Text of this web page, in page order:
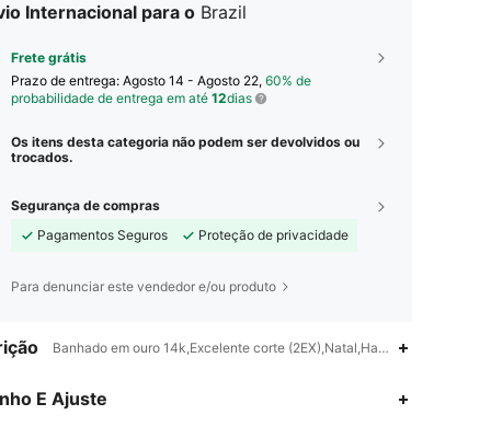
Internacional para o Brazil
Frete grátis
Prazo de entrega: Agosto 14 - Agosto 22, 60% de
probabilidade de entrega em até 12dias
Os itens desta categoria não podem ser devolvidos ou
trocados.
Segurança de compras
Pagamentos Seguros
Proteção de privacidade
Para denunciar este vendedor e/ou produto
Banhado em ouro 14k,Excelente corte (2EX),Natal,Halloween
E Ajuste
4,89